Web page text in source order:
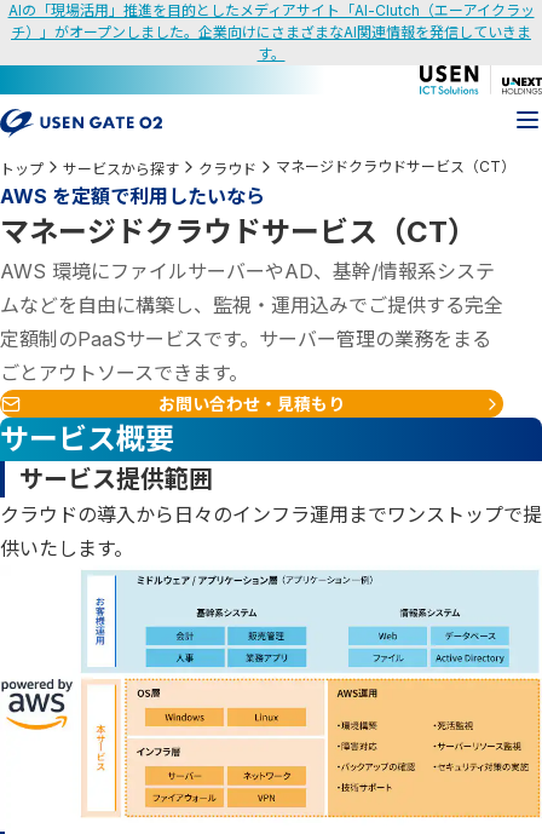
AIの「現場活用」推進を目的としたメディアサイト「AI-Clutch（エーアイクラッ
チ）」がオープンしました。企業向けにさまざまなAI関連情報を発信していきま
す。
トップ サービスから探す クラウド マネージドクラウドサービス（CT）
AWS を定額で利用したいなら
マネージドクラウドサービス（CT）
AWS 環境にファイルサーバーやAD、基幹/情報系システ
ムなどを自由に構築し、監視・運用込みでご提供する完全
定額制のPaaSサービスです。サーバー管理の業務をまる
ごとアウトソースできます。
お問い合わせ・見積もり
サービス概要
サービス提供範囲
クラウドの導入から日々のインフラ運用までワンストップで提
供いたします。